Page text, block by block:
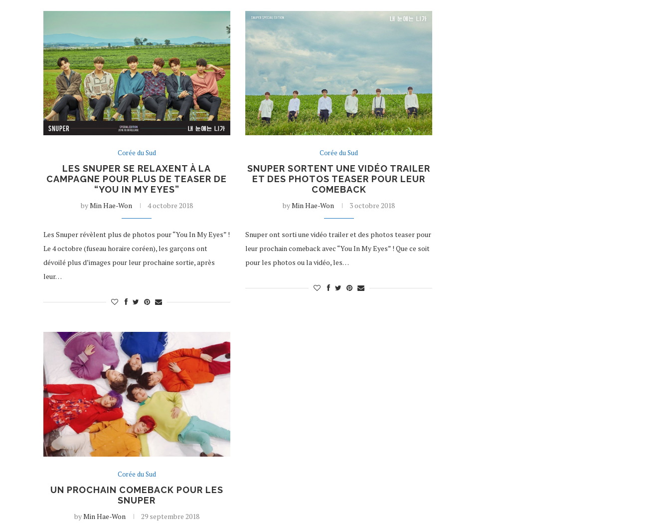
Corée du Sud
LES SNUPER SE RELAXENT À LA
CAMPAGNE POUR PLUS DE TEASER DE
“YOU IN MY EYES”
byMin Hae-Won 4 octobre 2018
Les Snuper révèlent plus de photos pour “You In My Eyes” !
Le 4 octobre (fuseau horaire coréen), les garçons ont
dévoilé plus d’images pour leur prochaine sortie, après
leur…
Corée du Sud
SNUPER SORTENT UNE VIDÉO TRAILER
ET DES PHOTOS TEASER POUR LEUR
COMEBACK
byMin Hae-Won 3 octobre 2018
Snuper ont sorti une vidéo trailer et des photos teaser pour
leur prochain comeback avec “You In My Eyes” ! Que ce soit
pour les photos ou la vidéo, les…
Corée du Sud
UN PROCHAIN COMEBACK POUR LES
SNUPER
byMin Hae-Won 29 septembre 2018